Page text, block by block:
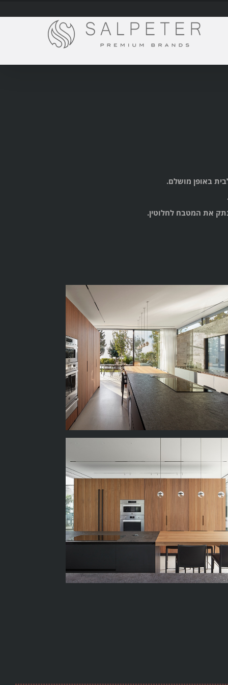
באופן מושלם.
את המטבח לחלוטין.